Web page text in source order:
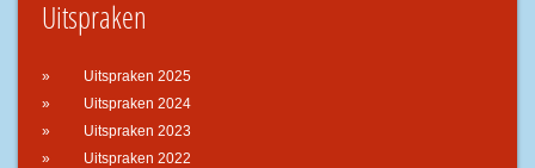
Uitspraken
Uitspraken 2025
Uitspraken 2024
Uitspraken 2023
Uitspraken 2022